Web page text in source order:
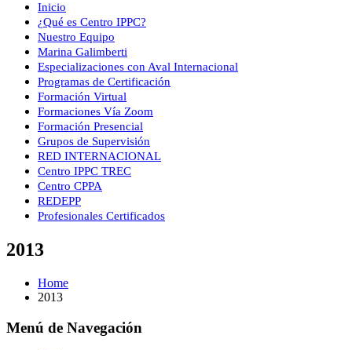
Inicio
¿Qué es Centro IPPC?
Nuestro Equipo
Marina Galimberti
Especializaciones con Aval Internacional
Programas de Certificación
Formación Virtual
Formaciones Vía Zoom
Formación Presencial
Grupos de Supervisión
RED INTERNACIONAL
Centro IPPC TREC
Centro CPPA
REDEPP
Profesionales Certificados
2013
Home
2013
Menú de Navegación